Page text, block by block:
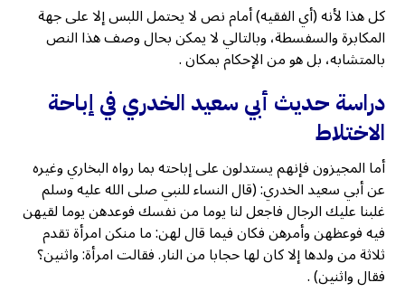
كل هذا لأنه (أي الفقيه) أمام نص لا يحتمل اللبس إلا على جهة
المكابرة والسفسطة، وبالتالي لا يمكن بحال وصف هذا النص
بالمتشابه، بل هو من الإحكام بمكان .
دراسة حديث أبي سعيد الخدري في إباحة
الاختلاط
أما المجيزون فإنهم يستدلون على إباحته بما رواه البخاري وغيره
عن أبي سعيد الخدري: (قال النساء للنبي صلى الله عليه وسلم
غلبنا عليك الرجال فاجعل لنا يوما من نفسك فوعدهن يوما لقيهن
فيه فوعظهن وأمرهن فكان فيما قال لهن: ما منكن امرأة تقدم
ثلاثة من ولدها إلا كان لها حجابا من النار. فقالت امرأة: واثنين؟
فقال واثنين) .